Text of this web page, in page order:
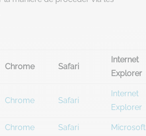
Chrome Safari
Internet
Explorer
Chrome Safari
Internet
Explorer
Chrome
Safari
Microsoft